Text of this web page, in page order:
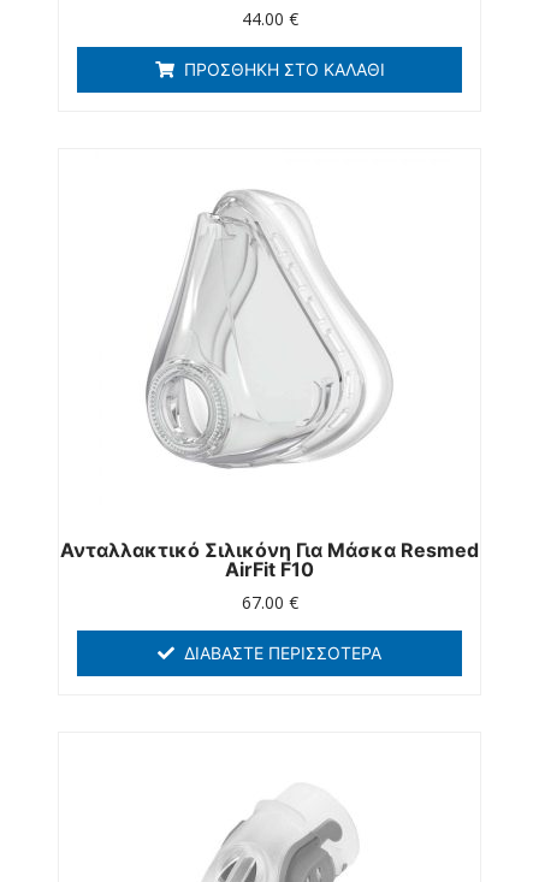
44.00 €
ΠΡΟΣΘΉΚΗ ΣΤΟ ΚΑΛΆΘΙ
Ανταλλακτικό Σιλικόνη Για Μάσκα Resmed
AirFit F10
67.00 €
ΔΙΑΒΆΣΤΕ ΠΕΡΙΣΣΌΤΕΡΑ